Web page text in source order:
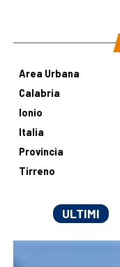
Area Urbana
Calabria
Ionio
Italia
Provincia
Tirreno
ULTIMI